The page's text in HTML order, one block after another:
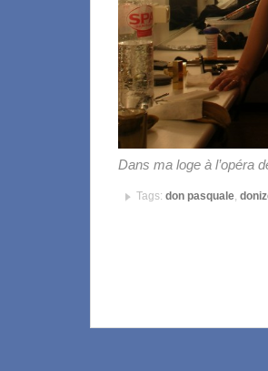
Dans ma loge à l’opéra
Tags: don pasquale,